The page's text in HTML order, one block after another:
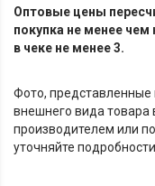
Оптовые цены
покупка не менее чем
в чеке не менее 3.
Фото, представленные
внешнего вида товара
производителем или
уточняйте